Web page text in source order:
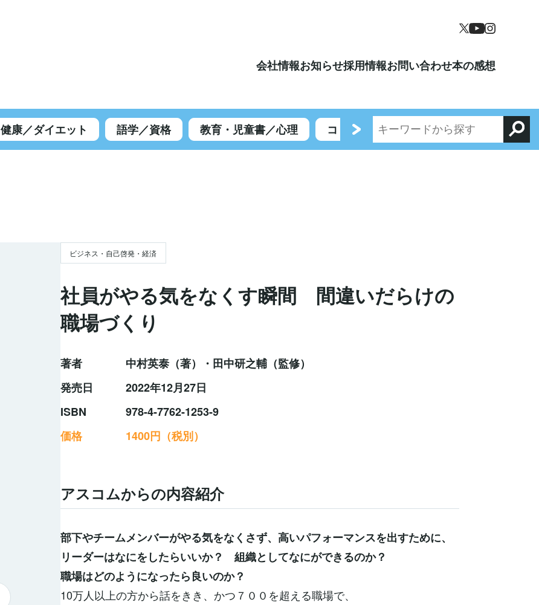
会社情報お知らせ採用情報お問い合わせ本の感想
健康／ダイエット 語学／資格 教育・児童書／心理 コミックエッセイ／エンターテイメント
ビジネス・自己啓発・経済
社員がやる気をなくす瞬間 間違いだらけの
職場づくり
著者
中村英泰（著）・田中研之輔（監修）
発売日
2022年12月27日
ISBN
978-4-7762-1253-9
価格
1400円（税別）
アスコムからの内容紹介
部下やチームメンバーがやる気をなくさず、高いパフォーマンスを出すために、
リーダーはなにをしたらいいか？ 組織としてなにができるのか？
職場はどのようになったら良いのか？
10万人以上の方から話をきき、かつ７００を超える職場で、